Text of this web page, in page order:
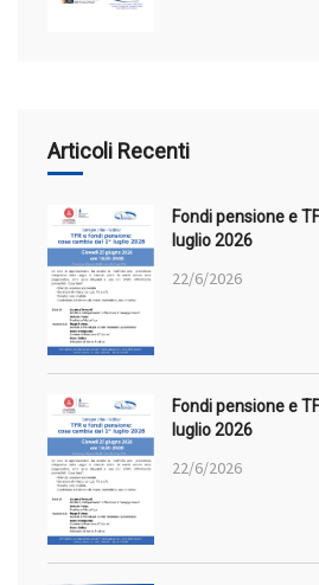
Articoli Recenti
Fondi pensione e
luglio 2026
22/6/2026
Fondi pensione e
luglio 2026
22/6/2026